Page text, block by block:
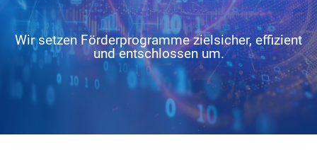
Projektträger
Studien und Evaluation
Veranstaltungsmanagement
REFERENZEN
NETZWERK
Wir setzen Förderprogramme zielsicher, effizient
und entschlossen um.